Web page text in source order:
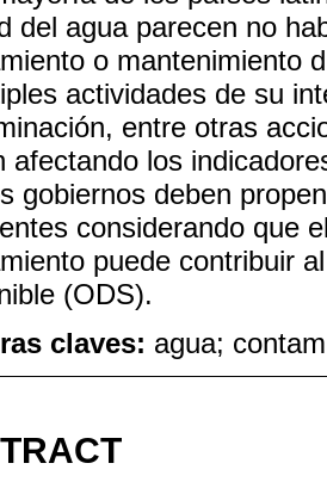
del agua parecen no
o mantenimiento
actividades de su
entre otras
afectando los
gobiernos deben
considerando que
puede contribuir
(ODS).
claves: agua;